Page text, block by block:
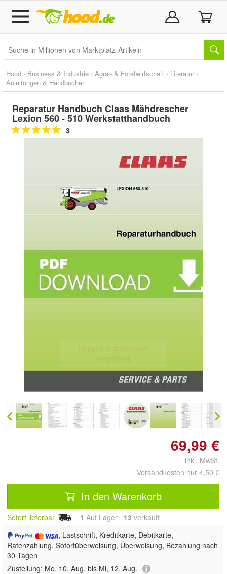
Hood › Business & Industrie › Agrar- & Forstwirtschaft › Literatur ›
Anleitungen & Handbücher
Reparatur Handbuch Claas Mähdrescher
Lexion 560 - 510 Werkstatthandbuch
3
69,99 €
inkl. MwSt.
Versandkosten nur 4,50 €
In den Warenkorb
Sofort lieferbar 1 Auf Lager 13 verkauft
, Lastschrift, Kreditkarte, Debitkarte,
Ratenzahlung, Sofortüberweisung, Überweisung, Bezahlung nach
30 Tagen
Zustellung: Mo, 10. Aug. bis Mi, 12. Aug.